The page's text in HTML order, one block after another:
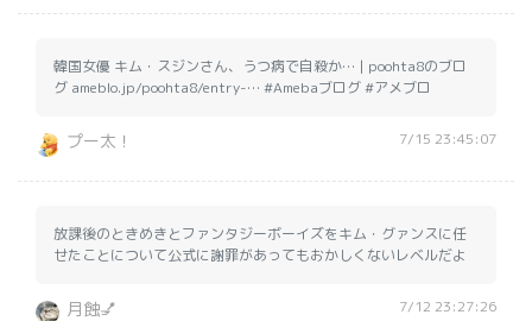
韓国女優 キム・スジンさん、うつ病で自殺か… | poohta8のブロ
グ ameblo.jp/poohta8/entry-… #Amebaブログ #アメブロ
プー太！ 7/15 23:45:07
放課後のときめきとファンタジーボーイズをキム・グァンスに任
せたことについて公式に謝罪があってもおかしくないレベルだよ
月蝕💅 7/12 23:27:26